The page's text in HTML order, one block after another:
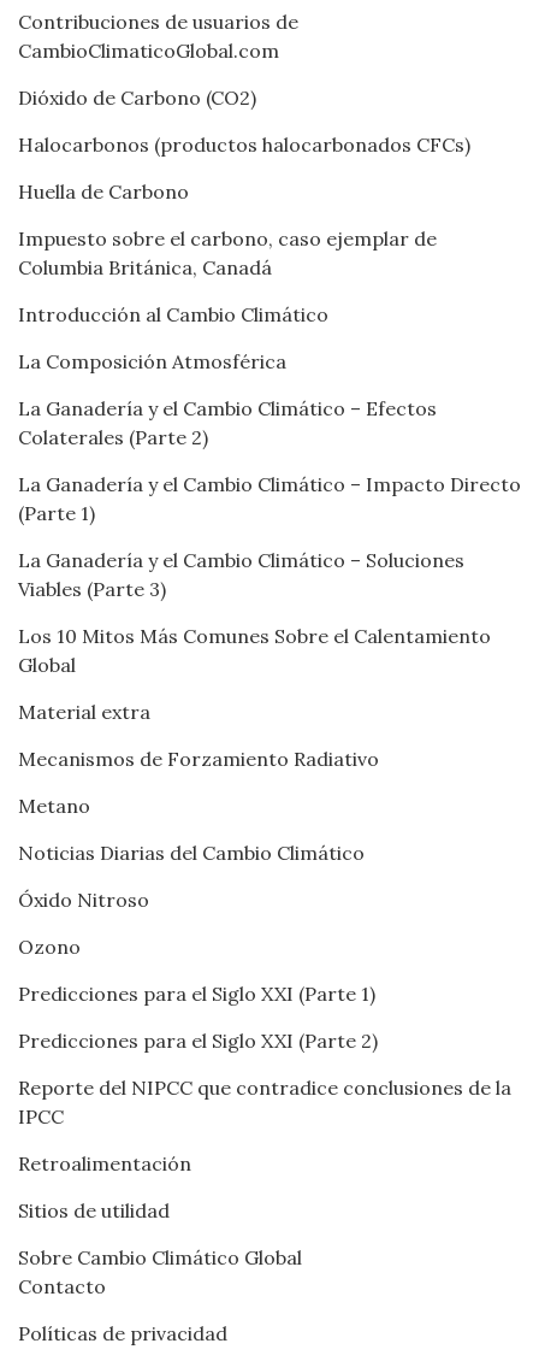
Contribuciones de usuarios de
CambioClimaticoGlobal.com
Dióxido de Carbono (CO2)
Halocarbonos (productos halocarbonados CFCs)
Huella de Carbono
Impuesto sobre el carbono, caso ejemplar de
Columbia Británica, Canadá
Introducción al Cambio Climático
La Composición Atmosférica
La Ganadería y el Cambio Climático – Efectos
Colaterales (Parte 2)
La Ganadería y el Cambio Climático – Impacto Directo
(Parte 1)
La Ganadería y el Cambio Climático – Soluciones
Viables (Parte 3)
Los 10 Mitos Más Comunes Sobre el Calentamiento
Global
Material extra
Mecanismos de Forzamiento Radiativo
Metano
Noticias Diarias del Cambio Climático
Óxido Nitroso
Ozono
Predicciones para el Siglo XXI (Parte 1)
Predicciones para el Siglo XXI (Parte 2)
Reporte del NIPCC que contradice conclusiones de la
IPCC
Retroalimentación
Sitios de utilidad
Sobre Cambio Climático Global
Contacto
Políticas de privacidad